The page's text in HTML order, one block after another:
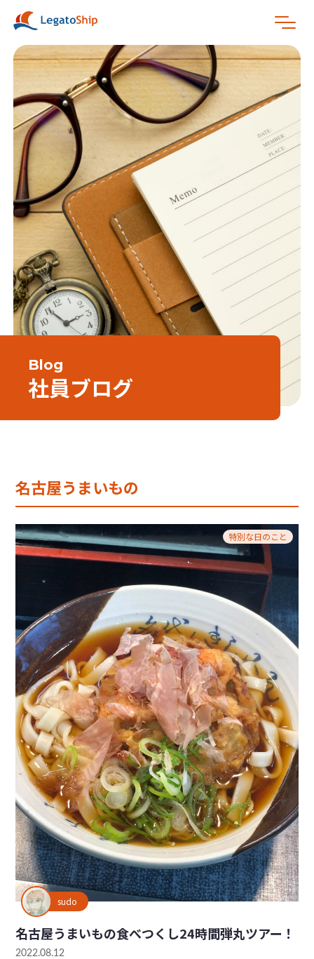
Blog
社員ブログ
名古屋うまいもの
特別な日のこと
sudo
名古屋うまいもの食べつくし24時間弾丸ツアー！
2022.08.12